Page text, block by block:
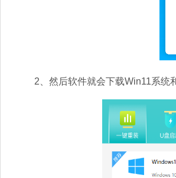
2、然后软件就会下载Win11系统和